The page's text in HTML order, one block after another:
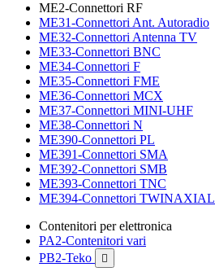
ME2-Connettori RF
ME31-Connettori Ant. Autoradio
ME32-Connettori Antenna TV
ME33-Connettori BNC
ME34-Connettori F
ME35-Connettori FME
ME36-Connettori MCX
ME37-Connettori MINI-UHF
ME38-Connettori N
ME390-Connettori PL
ME391-Connettori SMA
ME392-Connettori SMB
ME393-Connettori TNC
ME394-Connettori TWINAXIAL
Contenitori per elettronica
PA2-Contenitori vari
PB2-Teko
